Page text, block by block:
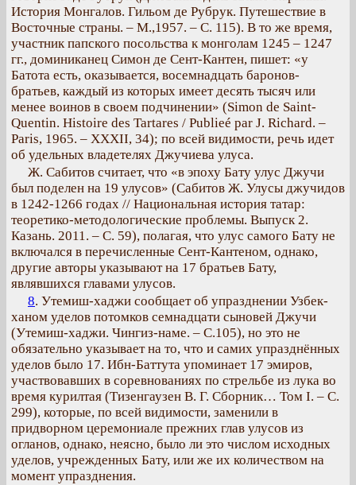
История Монгалов. Гильом де Рубрук. Путешествие в
Восточные страны. – М.,1957. – С. 115). В то же время,
участник папского посольства к монголам 1245 – 1247
гг., доминиканец Симон де Сент-Кантен, пишет: «у
Батота есть, оказывается, восемнадцать баронов-
братьев, каждый из которых имеет десять тысяч или
менее воинов в своем подчинении» (Simon de Saint-
Quentin. Histoire des Tartares / Publieé par J. Richard. –
Paris, 1965. – XXXII, 34); по всей видимости, речь идет
об удельных владетелях Джучиева улуса.
Ж. Сабитов считает, что «в эпоху Бату улус Джучи
был поделен на 19 улусов» (Сабитов Ж. Улусы джучидов
в 1242-1266 годах // Национальная история татар:
теоретико-методологические проблемы. Выпуск 2.
Казань. 2011. – С. 59), полагая, что улус самого Бату не
включался в перечисленные Сент-Кантеном, однако,
другие авторы указывают на 17 братьев Бату,
являвшихся главами улусов.
8. Утемиш-хаджи сообщает об упразднении Узбек-
ханом уделов потомков семнадцати сыновей Джучи
(Утемиш-хаджи. Чингиз-наме. – С.105), но это не
обязательно указывает на то, что и самих упразднённых
уделов было 17. Ибн-Баттута упоминает 17 эмиров,
участвовавших в соревнованиях по стрельбе из лука во
время курилтая (Тизенгаузен В. Г. Сборник… Том I. – С.
299), которые, по всей видимости, заменили в
придворном церемониале прежних глав улусов из
огланов, однако, неясно, было ли это числом исходных
уделов, учрежденных Бату, или же их количеством на
момент упразднения.